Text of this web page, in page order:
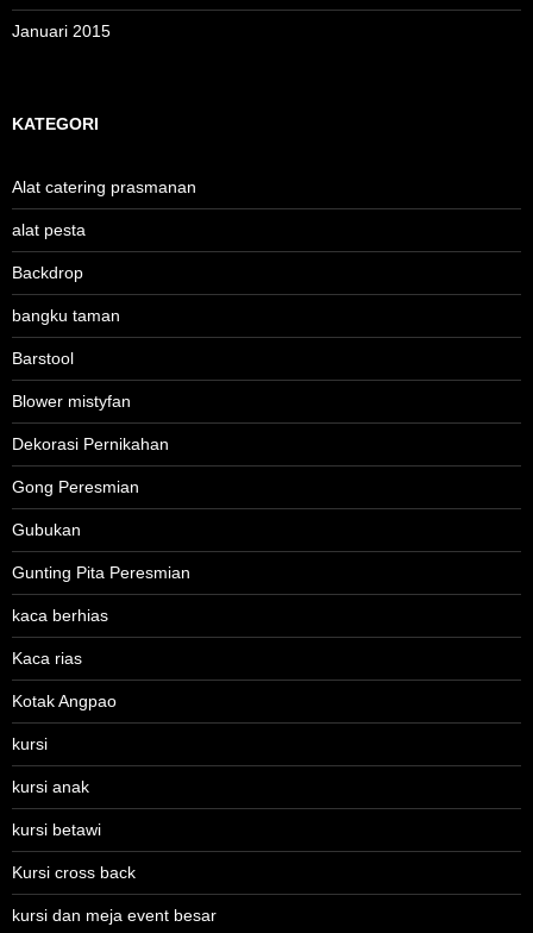
Januari 2015
KATEGORI
Alat catering prasmanan
alat pesta
Backdrop
bangku taman
Barstool
Blower mistyfan
Dekorasi Pernikahan
Gong Peresmian
Gubukan
Gunting Pita Peresmian
kaca berhias
Kaca rias
Kotak Angpao
kursi
kursi anak
kursi betawi
Kursi cross back
kursi dan meja event besar